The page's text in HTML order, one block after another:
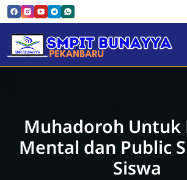
SMPIT Bunayya
Muhadoroh
Mental dan Public
Siswa